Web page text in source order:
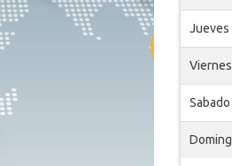
Jueves
Viernes
Sabado